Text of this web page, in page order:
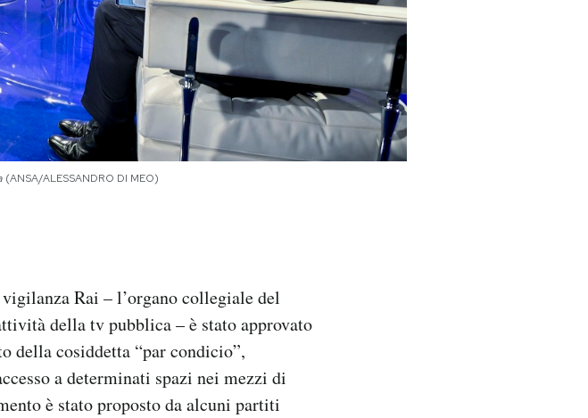
(ANSA/ALESSANDRO DI MEO)
Rai – l’organo collegiale del
della tv pubblica – è stato approvato
della cosiddetta “par condicio”,
a determinati spazi nei mezzi di
è stato proposto da alcuni partiti